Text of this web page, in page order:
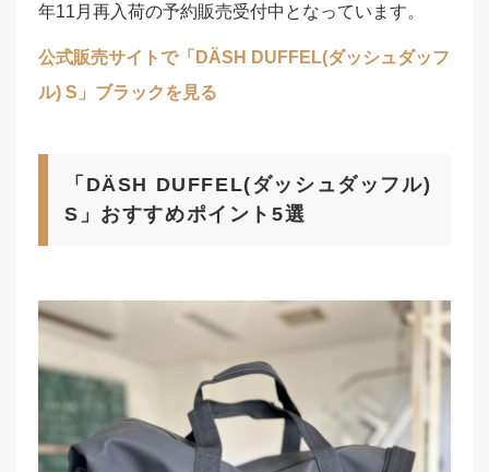
年11月再入荷の予約販売受付中となっています。
公式販売サイトで「DÄSH DUFFEL(ダッシュダッフ
ル) S」ブラックを見る
「DÄSH DUFFEL(ダッシュダッフル)
S」おすすめポイント5選